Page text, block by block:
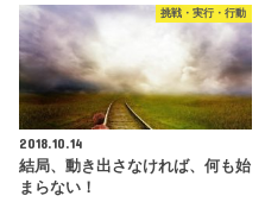
挑戦・実行・行動
2018.10.14
結局、動き出さなければ、何も始
まらない！